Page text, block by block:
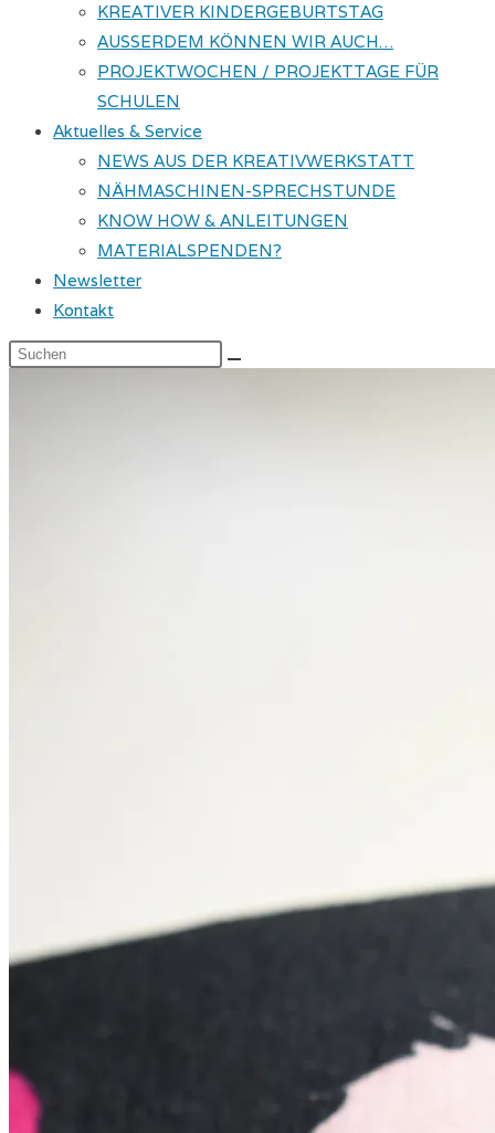
KREATIVER KINDERGEBURTSTAG
AUSSERDEM KÖNNEN WIR AUCH…
PROJEKTWOCHEN / PROJEKTTAGE FÜR
SCHULEN
Aktuelles & Service
NEWS AUS DER KREATIVWERKSTATT
NÄHMASCHINEN-SPRECHSTUNDE
KNOW HOW & ANLEITUNGEN
MATERIALSPENDEN?
Newsletter
Kontakt